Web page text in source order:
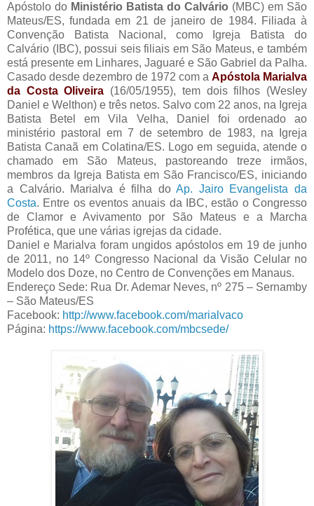
Apóstolo do Ministério Batista do Calvário (MBC) em São
Mateus/ES, fundada em 21 de janeiro de 1984. Filiada à
Convenção Batista Nacional, como Igreja Batista do
Calvário (IBC), possui seis filiais em São Mateus, e também
está presente em Linhares, Jaguaré e São Gabriel da Palha.
Casado desde dezembro de 1972 com a Apóstola Marialva
da Costa Oliveira (16/05/1955), tem dois filhos (Wesley
Daniel e Welthon) e três netos. Salvo com 22 anos, na Igreja
Batista Betel em Vila Velha, Daniel foi ordenado ao
ministério pastoral em 7 de setembro de 1983, na Igreja
Batista Canaã em Colatina/ES. Logo em seguida, atende o
chamado em São Mateus, pastoreando treze irmãos,
membros da Igreja Batista em São Francisco/ES, iniciando
a Calvário. Marialva é filha doAp. Jairo Evangelista da
Costa. Entre os eventos anuais da IBC, estão o Congresso
de Clamor e Avivamento por São Mateus e a Marcha
Profética, que une várias igrejas da cidade.
Daniel e Marialva foram ungidos apóstolos em 19 de junho
de 2011, no 14º Congresso Nacional da Visão Celular no
Modelo dos Doze, no Centro de Convenções em Manaus.
Endereço Sede: Rua Dr. Ademar Neves, nº 275 – Sernamby
– São Mateus/ES
Facebook: http://www.facebook.com/marialvaco
Página: https://www.facebook.com/mbcsede/